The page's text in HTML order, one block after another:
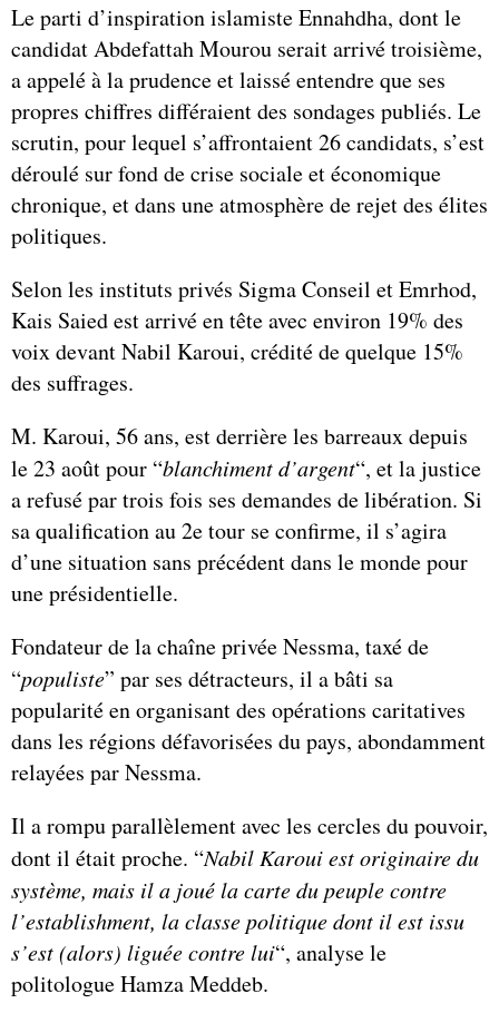
Le parti d’inspiration islamiste Ennahdha, dont le
candidat Abdefattah Mourou serait arrivé troisième,
a appelé à la prudence et laissé entendre que ses
propres chiffres différaient des sondages publiés. Le
scrutin, pour lequel s’affrontaient 26 candidats, s’est
déroulé sur fond de crise sociale et économique
chronique, et dans une atmosphère de rejet des élites
politiques.
Selon les instituts privés Sigma Conseil et Emrhod,
Kais Saied est arrivé en tête avec environ 19% des
voix devant Nabil Karoui, crédité de quelque 15%
des suffrages.
M. Karoui, 56 ans, est derrière les barreaux depuis
le 23 août pour “blanchiment d’argent“, et la justice
a refusé par trois fois ses demandes de libération. Si
sa qualification au 2e tour se confirme, il s’agira
d’une situation sans précédent dans le monde pour
une présidentielle.
Fondateur de la chaîne privée Nessma, taxé de
“populiste” par ses détracteurs, il a bâti sa
popularité en organisant des opérations caritatives
dans les régions défavorisées du pays, abondamment
relayées par Nessma.
Il a rompu parallèlement avec les cercles du pouvoir,
dont il était proche. “Nabil Karoui est originaire du
système, mais il a joué la carte du peuple contre
l’establishment, la classe politique dont il est issu
s’est (alors) liguée contre lui“, analyse le
politologue Hamza Meddeb.